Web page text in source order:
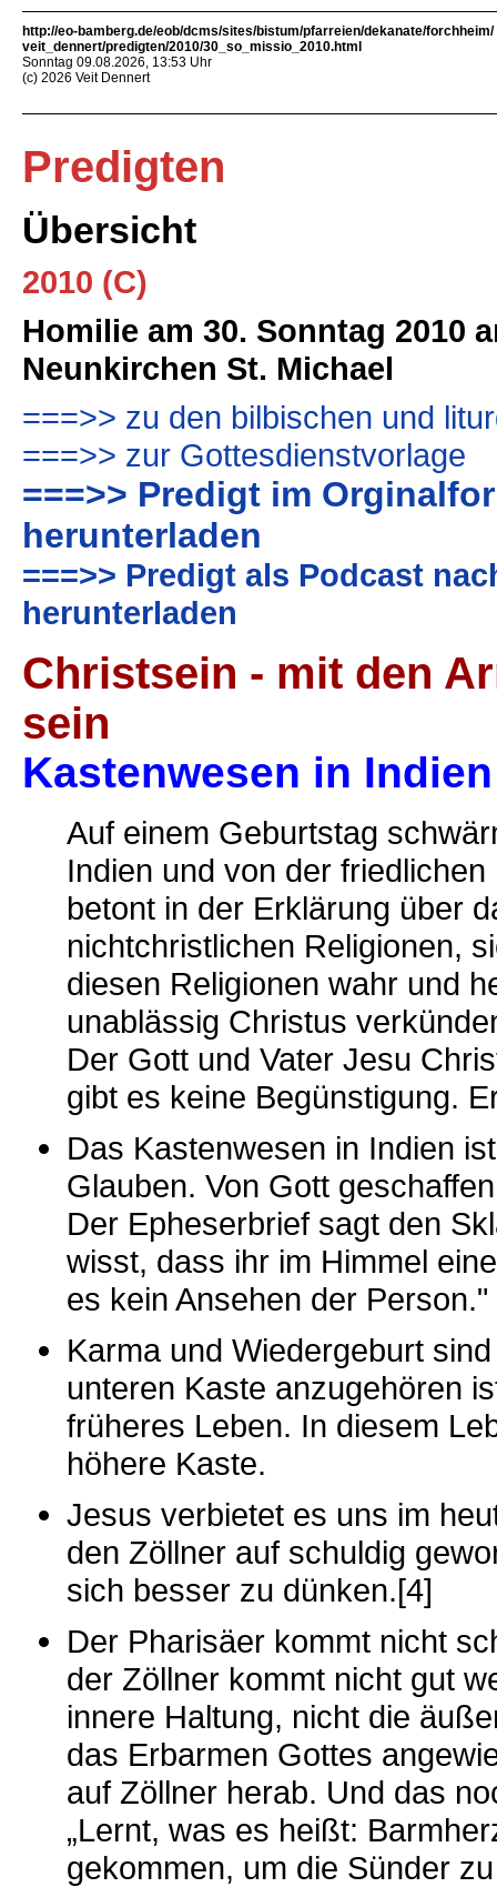
http://eo-bamberg.de/eob/dcms/sites/bistum/pfarreien/dekanate/forchheim/
veit_dennert/predigten/2010/30_so_missio_2010.html
Sonntag 09.08.2026, 13:53 Uhr
(c) 2026 Veit Dennert
Predigten
Übersicht
2010 (C)
Homilie am 30. Sonntag 2010
Neunkirchen St. Michael
===>> zu den bilbischen und
===>> zur Gottesdienstvorlage
===>> Predigt im
herunterladen
===>> Predigt als Podcast
herunterladen
Christsein - mit den
sein
Kastenwesen in
Auf einem Geburtstag
Indien und von der
betont in der Erklärung über
nichtchristlichen Religionen,
diesen Religionen wahr und
unablässig Christus
Der Gott und Vater Jesu
gibt es keine Begünstigung.
Das Kastenwesen in Indien
Glauben. Von Gott
Der Epheserbrief sagt den
wisst, dass ihr im Himmel
es kein Ansehen der Person."
Karma und Wiedergeburt
unteren Kaste anzugehören
früheres Leben. In diesem
höhere Kaste.
Jesus verbietet es uns im
den Zöllner auf schuldig
sich besser zu dünken.[4]
Der Pharisäer kommt nicht
der Zöllner kommt nicht gut
innere Haltung, nicht die
das Erbarmen Gottes
auf Zöllner herab. Und das
„Lernt, was es heißt:
gekommen, um die Sünder